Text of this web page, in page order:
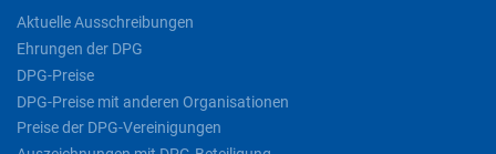
Aktuelle Ausschreibungen
Ehrungen der DPG
DPG-Preise
DPG-Preise mit anderen Organisationen
Preise der DPG-Vereinigungen